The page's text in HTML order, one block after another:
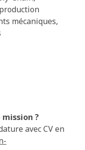
mécaniques,
?
avec CV en